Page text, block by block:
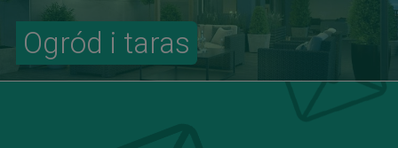
Ogród i taras